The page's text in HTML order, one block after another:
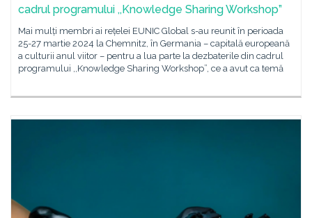
cadrul programului ,,Knowledge Sharing Workshop”
Mai mulți membri ai rețelei EUNIC Global s-au reunit în perioada
25-27 martie 2024 la Chemnitz, în Germania – capitală europeană
a culturii anul viitor – pentru a lua parte la dezbaterile din cadrul
programului ,,Knowledge Sharing Workshop”, ce a avut ca temă